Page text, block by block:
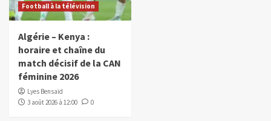
Football à la télévision
Algérie – Kenya :
horaire et chaîne du
match décisif de la CAN
féminine 2026
Lyes Bensaïd
3 août 2026 à 12:00
0